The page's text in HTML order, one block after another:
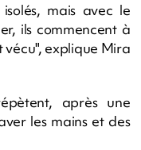
mais avec le
ils commencent à
vécu", explique Mira
après une
les mains et des